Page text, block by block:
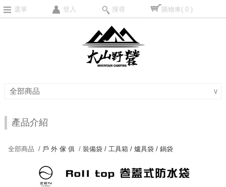
選單 登入 搜尋 購物車( 0 )
全部商品 ∨
產品介紹
全部商品 / 戶 外 傢 俱 /裝備袋 / 工具箱 / 爐具袋 / 鍋袋